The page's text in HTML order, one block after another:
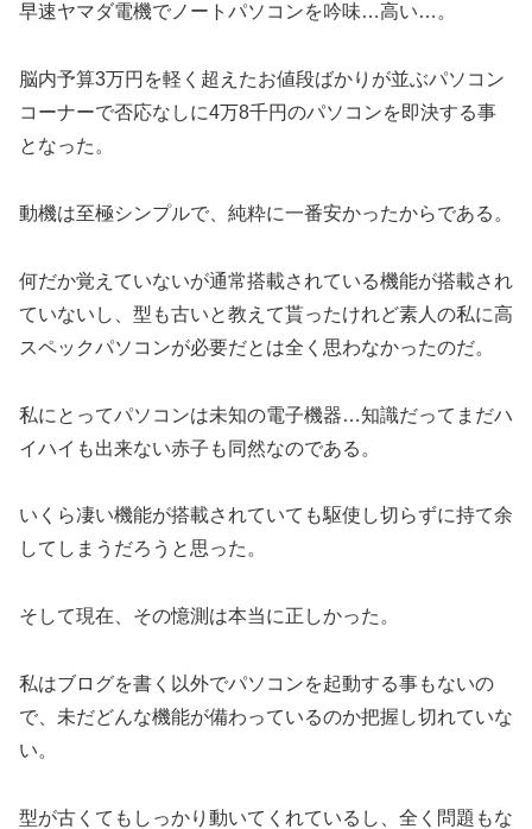
早速ヤマダ電機でノートパソコンを吟味…高い…。
脳内予算3万円を軽く超えたお値段ばかりが並ぶパソコン
コーナーで否応なしに4万8千円のパソコンを即決する事
となった。
動機は至極シンプルで、純粋に一番安かったからである。
何だか覚えていないが通常搭載されている機能が搭載され
ていないし、型も古いと教えて貰ったけれど素人の私に高
スペックパソコンが必要だとは全く思わなかったのだ。
私にとってパソコンは未知の電子機器…知識だってまだハ
イハイも出来ない赤子も同然なのである。
いくら凄い機能が搭載されていても駆使し切らずに持て余
してしまうだろうと思った。
そして現在、その憶測は本当に正しかった。
私はブログを書く以外でパソコンを起動する事もないの
で、未だどんな機能が備わっているのか把握し切れていな
い。
型が古くてもしっかり動いてくれているし、全く問題もな